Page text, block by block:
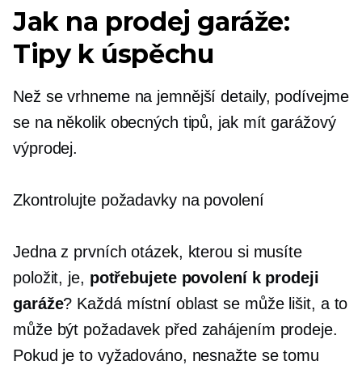
Jak na prodej garáže:
Tipy k úspěchu
Než se vrhneme na jemnější detaily, podívejme
se na několik obecných tipů, jak mít garážový
výprodej.
Zkontrolujte požadavky na povolení
Jedna z prvních otázek, kterou si musíte
položit, je, potřebujete povolení k prodeji
garáže? Každá místní oblast se může lišit, a to
může být požadavek před zahájením prodeje.
Pokud je to vyžadováno, nesnažte se tomu